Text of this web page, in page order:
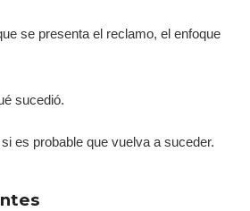
se presenta el reclamo, el enfoque
sucedió.
es probable que vuelva a suceder.